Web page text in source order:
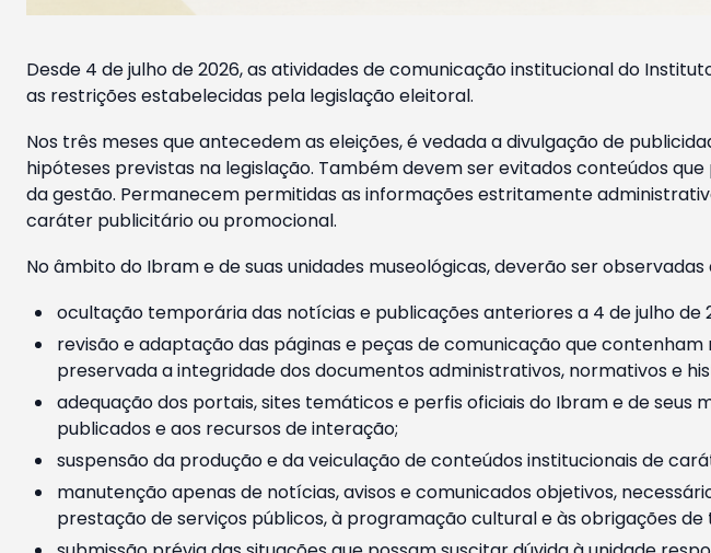
Desde 4 de julho de 2026, as atividades de comunicação institucional do
as restrições estabelecidas pela legislação eleitoral.
Nos três meses que antecedem as eleições, é vedada a divulgação de
hipóteses previstas na legislação. Também devem ser evitados conteúdos
da gestão. Permanecem permitidas as informações estritamente
caráter publicitário ou promocional.
No âmbito do Ibram e de suas unidades museológicas, deverão ser
ocultação temporária das notícias e publicações anteriores a 4 de julho
revisão e adaptação das páginas e peças de comunicação que
preservada a integridade dos documentos administrativos, normativos e
adequação dos portais, sites temáticos e perfis oficiais do Ibram e de seus
publicados e aos recursos de interação;
suspensão da produção e da veiculação de conteúdos institucionais de
manutenção apenas de notícias, avisos e comunicados objetivos,
prestação de serviços públicos, à programação cultural e às obrigações